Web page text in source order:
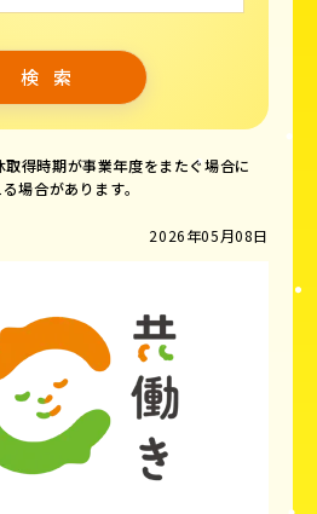
得時期が事業年度をまたぐ場合に
場合があります。
2026年05月08日